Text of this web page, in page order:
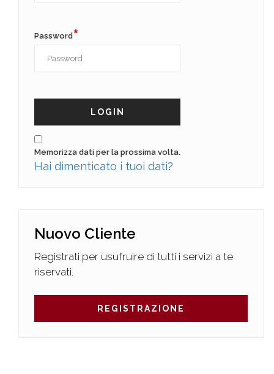
Password *
LOGIN
Memorizza dati per la prossima volta.
Hai dimenticato i tuoi dati?
Nuovo Cliente
Registrati per usufruire di tutti i servizi a te
riservati.
REGISTRAZIONE